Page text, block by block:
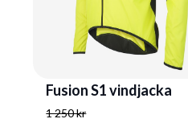
Fusion S1 vindjacka
1 250 kr